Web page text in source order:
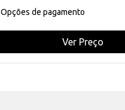
Opções de pagamento
Ver Preço